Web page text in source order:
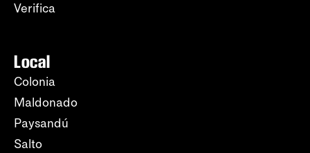
Verifica
Local
Colonia
Maldonado
Paysandú
Salto